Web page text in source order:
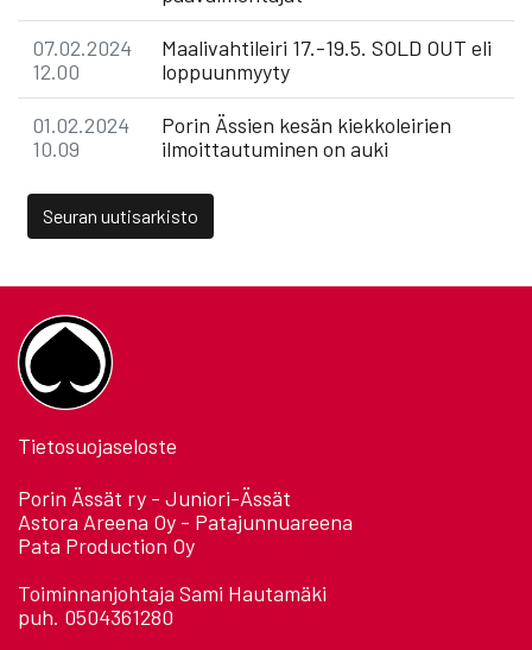
07.02.2024
12.00
Maalivahtileiri 17.-19.5. SOLD OUT eli
loppuunmyyty
01.02.2024
10.09
Porin Ässien kesän kiekkoleirien
ilmoittautuminen on auki
Seuran uutisarkisto
Tietosuojaseloste
Porin Ässät ry - Juniori-Ässät
Astora Areena Oy - Patajunnuareena
Pata Production Oy
Toiminnanjohtaja Sami Hautamäki
puh. 0504361280